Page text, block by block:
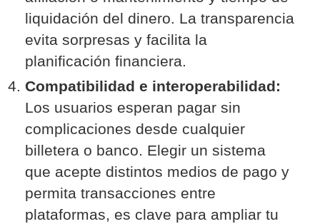
liquidación del dinero. La transparencia
evita sorpresas y facilita la
planificación financiera.
Compatibilidad e interoperabilidad:
Los usuarios esperan pagar sin
complicaciones desde cualquier
billetera o banco. Elegir un sistema
que acepte distintos medios de pago y
permita transacciones entre
plataformas, es clave para ampliar tu